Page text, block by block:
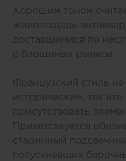
Хорошим тоном
жилплощадь
доставшимися по
с блошиных рынков.
Французский стиль не
историческим, так
присутствовать
Приветствуется
старинный
потускневших